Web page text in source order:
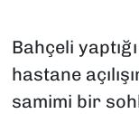
Bahçeli
hastane
samimi bir